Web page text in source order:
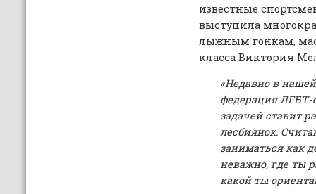
известные
выступила
лыжным гонкам,
класса Виктория
«Недавно в
федерация ЛГБТ-
задачей ставит
лесбиянок.
заниматься как
неважно, где ты
какой ты